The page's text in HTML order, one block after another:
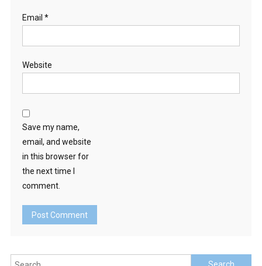
Email *
Website
Save my name,
email, and website
in this browser for
the next time I
comment.
Search